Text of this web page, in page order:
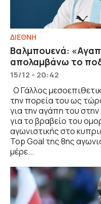
ΔΙΕΘΝΗ
Βαλμπουενά:
απολαμβάνω το
15/12 - 20:42
Ο Γάλλος
την πορεία του ως
για την αγάπη του
για το βραβείο του
αγωνιστικής στο
Top Goal της 8ης
μέρε...